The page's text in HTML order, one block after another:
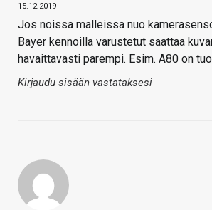
15.12.2019
Jos noissa malleissa nuo
Bayer kennoilla varustetut saattaa
havaittavasti parempi. Esim. A80 on
Kirjaudu sisään vastataksesi